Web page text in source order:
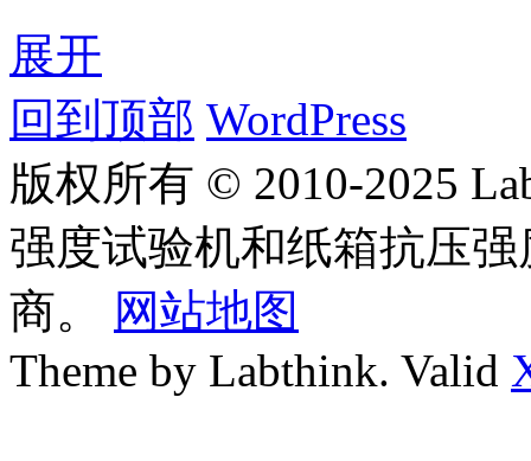
展开
回到顶部 WordPress
版权所有 © 2010-2025
强度试验机和纸箱抗压
商。
网站地图
Theme by Labthink. Valid